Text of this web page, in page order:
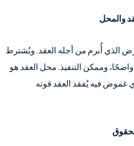
والمحل
الذي أُبرم من أجله العقد. ويُشترط
وممكن التنفيذ. محل العقد هو
غموض فيه يُفقد العقد قوته